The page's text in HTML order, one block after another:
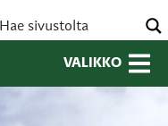
VALIKKO